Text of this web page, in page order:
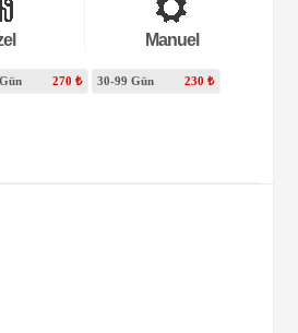
Manuel
270 ₺ 30-99 Gün 230 ₺